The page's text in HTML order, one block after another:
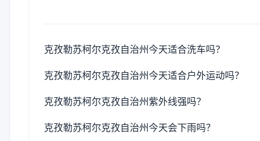
克孜勒苏柯尔克孜自治州今天适合洗车吗？
克孜勒苏柯尔克孜自治州今天适合户外运动吗？
克孜勒苏柯尔克孜自治州紫外线强吗？
克孜勒苏柯尔克孜自治州今天会下雨吗？